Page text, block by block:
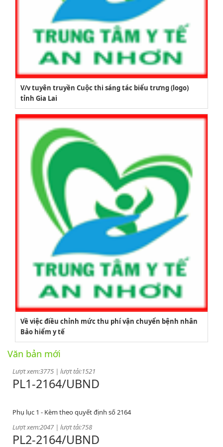
V/v tuyên truyền Cuộc thi sáng tác biểu trưng (logo)
tỉnh Gia Lai
Về việc điều chỉnh mức thu phí vận chuyển bệnh nhân
Bảo hiểm y tế
Văn bản mới
2164/QĐUBND
Quyết định phê duyệt danh mục vị trí việc làm
Lượt xem:3775 | lượt tải:1521
PL1-2164/UBND
Lượt xem:2047 | lượt tải:758
PL2-2164/UBND